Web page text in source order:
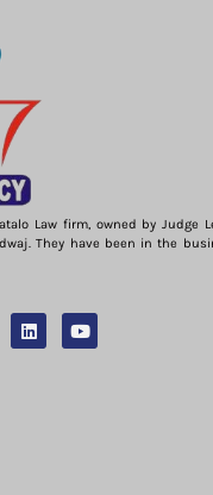
Law firm, owned by Judge
They have been in the